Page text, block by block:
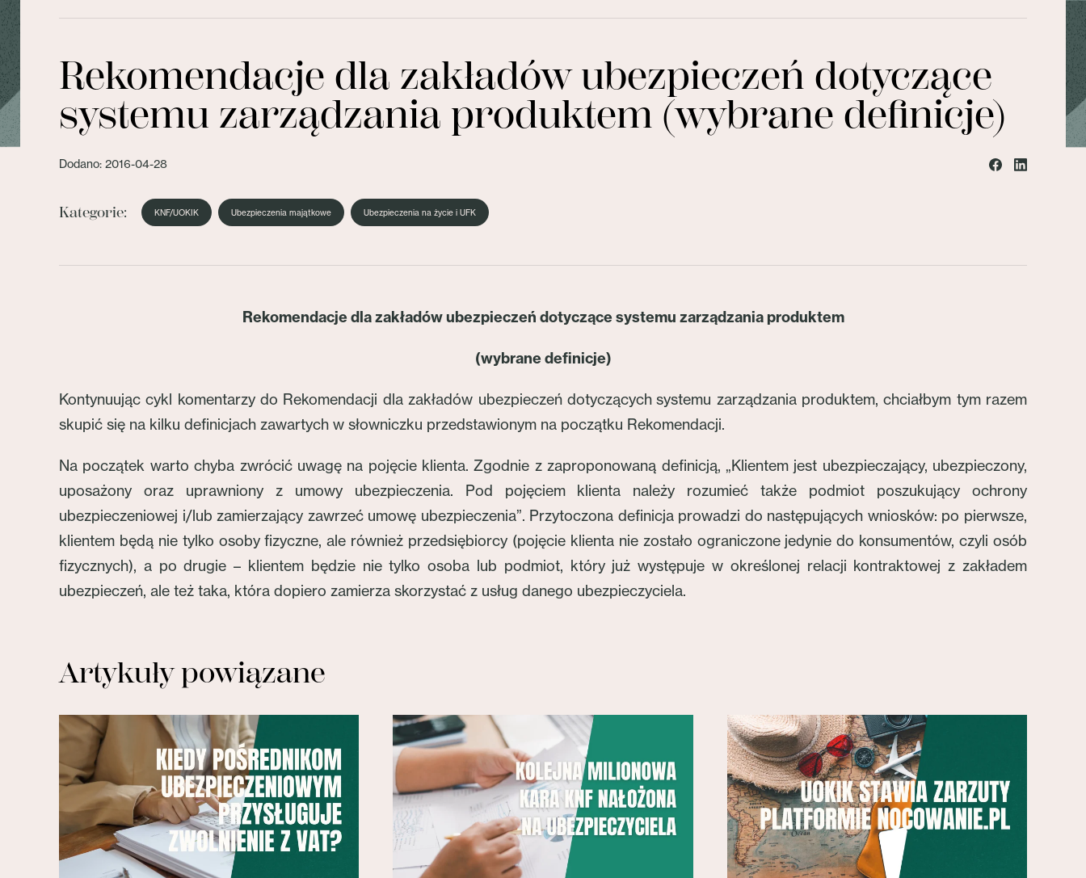
Rekomendacje dla zakładów ubezpieczeń dotyczące
systemu zarządzania produktem (wybrane definicje)
Dodano: 2016-04-28
Kategorie: KNF/UOKIK Ubezpieczenia majątkowe Ubezpieczenia na życie i UFK
Rekomendacje dla zakładów ubezpieczeń dotyczące systemu zarządzania produktem
(wybrane definicje)
Kontynuując cykl komentarzy do Rekomendacji dla zakładów ubezpieczeń dotyczących systemu zarządzania produktem, chciałbym tym razem
skupić się na kilku definicjach zawartych w słowniczku przedstawionym na początku Rekomendacji.
Na początek warto chyba zwrócić uwagę na pojęcie klienta. Zgodnie z zaproponowaną definicją, „Klientem jest ubezpieczający, ubezpieczony,
uposażony oraz uprawniony z umowy ubezpieczenia. Pod pojęciem klienta należy rozumieć także podmiot poszukujący ochrony
ubezpieczeniowej i/lub zamierzający zawrzeć umowę ubezpieczenia”. Przytoczona definicja prowadzi do następujących wniosków: po pierwsze,
klientem będą nie tylko osoby fizyczne, ale również przedsiębiorcy (pojęcie klienta nie zostało ograniczone jedynie do konsumentów, czyli osób
fizycznych), a po drugie – klientem będzie nie tylko osoba lub podmiot, który już występuje w określonej relacji kontraktowej z zakładem
ubezpieczeń, ale też taka, która dopiero zamierza skorzystać z usług danego ubezpieczyciela.
Artykuły powiązane